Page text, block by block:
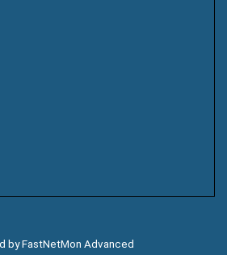
by FastNetMon Advanced